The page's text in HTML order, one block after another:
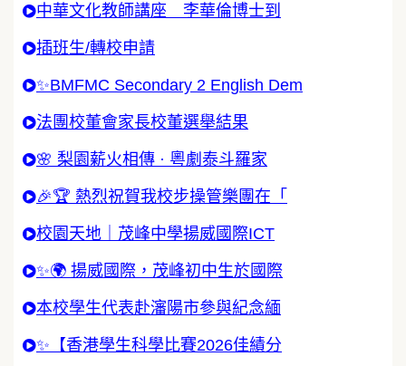
中華文化教師講座 李華倫博士到
插班生/轉校申請
✨BMFMC Secondary 2 English Dem
法團校董會家長校董選舉結果
🌸 梨園薪火相傳 · 粵劇泰斗羅家
🎉🏆 熱烈祝賀我校步操管樂團在「
校園天地｜茂峰中學揚威國際ICT
✨🌍 揚威國際，茂峰初中生於國際
本校學生代表赴瀋陽市參與紀念緬
✨【香港學生科學比賽2026佳績分